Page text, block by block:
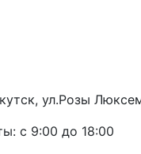
ул.Розы
с 9:00 до 18:00